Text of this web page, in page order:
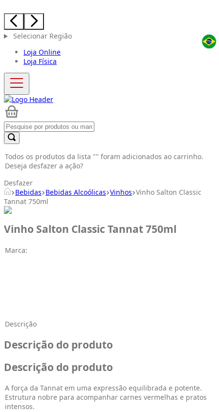
Selecionar Região
Loja Online
Loja Física
Todos os produtos da lista "" foram adicionados ao carrinho.
Deseja desfazer a ação?
Desfazer
Bebidas Bebidas Alcoólicas Vinhos Vinho Salton Classic
Tannat 750ml
Vinho Salton Classic Tannat 750ml
Marca:
Descrição
Descrição do produto
Descrição do produto
A força da Tannat em uma expressão equilibrada e potente.
Estrutura nobre para acompanhar carnes vermelhas e pratos
intensos.